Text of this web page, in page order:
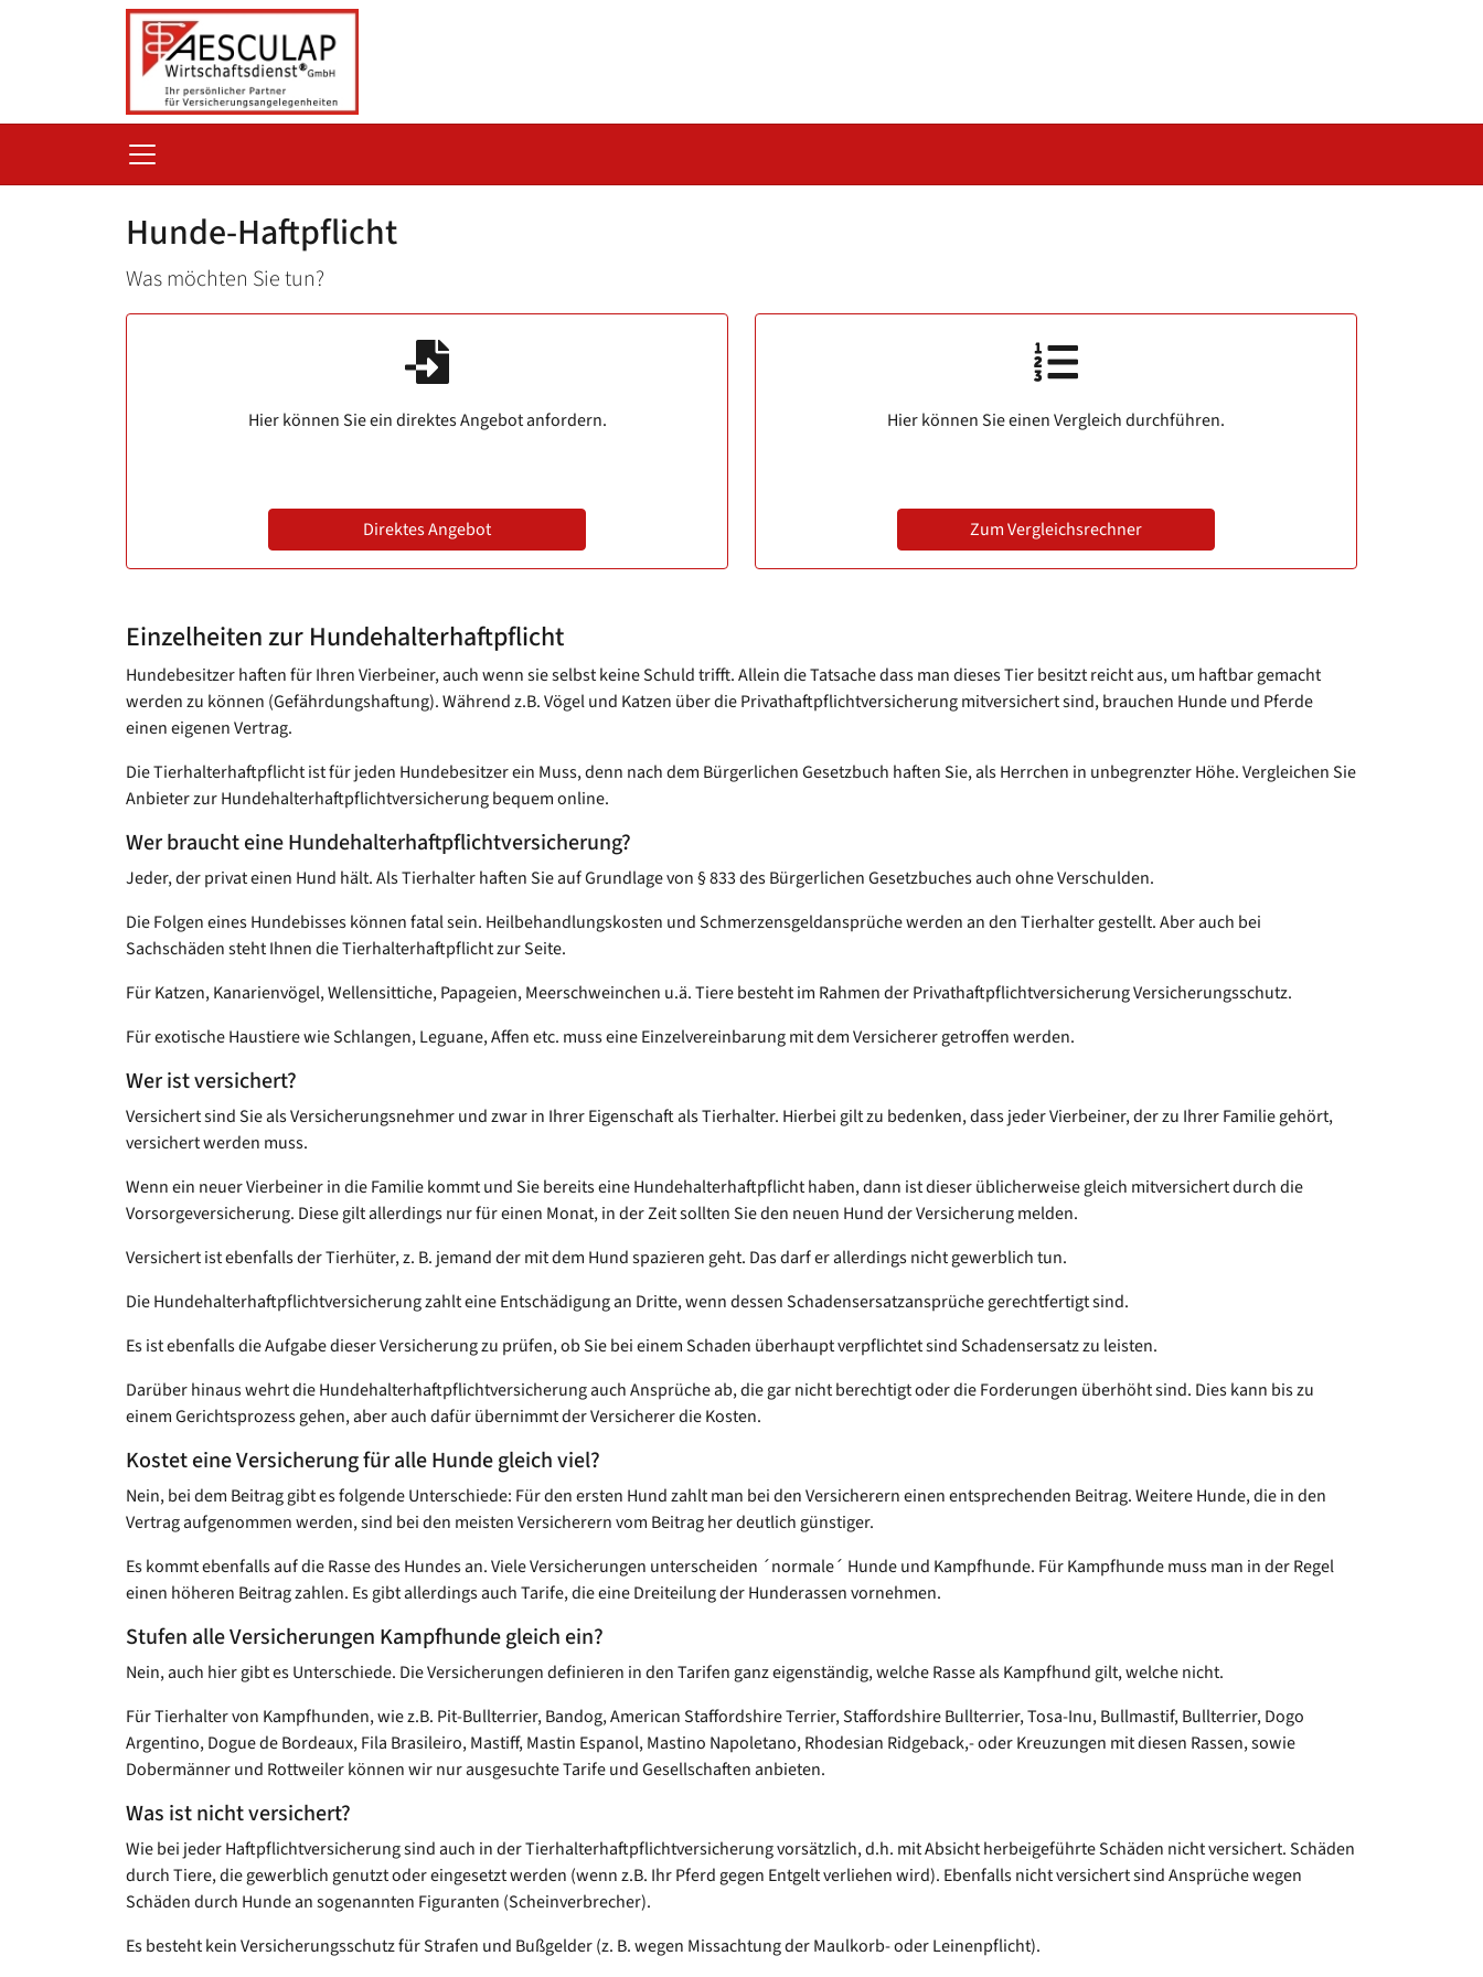
Hunde-Haftpflicht
Was möchten Sie tun?
Hier können Sie ein direktes Angebot anfordern.
Direktes Angebot
Hier können Sie einen Vergleich durchführen.
Zum Vergleichsrechner
Einzelheiten zur Hundehalterhaftpflicht
Hundebesitzer haften für Ihren Vierbeiner, auch wenn sie selbst keine Schuld trifft. Allein die Tatsache dass man dieses Tier besitzt reicht aus, um haftbar gemacht
werden zu können (Gefährdungshaftung). Während z.B. Vögel und Katzen über die Privathaftpflichtversicherung mitversichert sind, brauchen Hunde und Pferde
einen eigenen Vertrag.
Die Tierhalterhaftpflicht ist für jeden Hundebesitzer ein Muss, denn nach dem Bürgerlichen Gesetzbuch haften Sie, als Herrchen in unbegrenzter Höhe. Vergleichen Sie
Anbieter zur Hundehalterhaftpflichtversicherung bequem online.
Wer braucht eine Hundehalterhaftpflichtversicherung?
Jeder, der privat einen Hund hält. Als Tierhalter haften Sie auf Grundlage von § 833 des Bürgerlichen Gesetzbuches auch ohne Verschulden.
Die Folgen eines Hundebisses können fatal sein. Heilbehandlungskosten und Schmerzensgeldansprüche werden an den Tierhalter gestellt. Aber auch bei
Sachschäden steht Ihnen die Tierhalterhaftpflicht zur Seite.
Für Katzen, Kanarienvögel, Wellensittiche, Papageien, Meerschweinchen u.ä. Tiere besteht im Rahmen der Privathaftpflichtversicherung Versicherungsschutz.
Für exotische Haustiere wie Schlangen, Leguane, Affen etc. muss eine Einzelvereinbarung mit dem Versicherer getroffen werden.
Wer ist versichert?
Versichert sind Sie als Versicherungsnehmer und zwar in Ihrer Eigenschaft als Tierhalter. Hierbei gilt zu bedenken, dass jeder Vierbeiner, der zu Ihrer Familie gehört,
versichert werden muss.
Wenn ein neuer Vierbeiner in die Familie kommt und Sie bereits eine Hundehalterhaftpflicht haben, dann ist dieser üblicherweise gleich mitversichert durch die
Vorsorgeversicherung. Diese gilt allerdings nur für einen Monat, in der Zeit sollten Sie den neuen Hund der Versicherung melden.
Versichert ist ebenfalls der Tierhüter, z. B. jemand der mit dem Hund spazieren geht. Das darf er allerdings nicht gewerblich tun.
Die Hundehalterhaftpflichtversicherung zahlt eine Entschädigung an Dritte, wenn dessen Schadensersatzansprüche gerechtfertigt sind.
Es ist ebenfalls die Aufgabe dieser Versicherung zu prüfen, ob Sie bei einem Schaden überhaupt verpflichtet sind Schadensersatz zu leisten.
Darüber hinaus wehrt die Hundehalterhaftpflichtversicherung auch Ansprüche ab, die gar nicht berechtigt oder die Forderungen überhöht sind. Dies kann bis zu
einem Gerichtsprozess gehen, aber auch dafür übernimmt der Versicherer die Kosten.
Kostet eine Versicherung für alle Hunde gleich viel?
Nein, bei dem Beitrag gibt es folgende Unterschiede: Für den ersten Hund zahlt man bei den Versicherern einen entsprechenden Beitrag. Weitere Hunde, die in den
Vertrag aufgenommen werden, sind bei den meisten Versicherern vom Beitrag her deutlich günstiger.
Es kommt ebenfalls auf die Rasse des Hundes an. Viele Versicherungen unterscheiden ´normale´ Hunde und Kampfhunde. Für Kampfhunde muss man in der Regel
einen höheren Beitrag zahlen. Es gibt allerdings auch Tarife, die eine Dreiteilung der Hunderassen vornehmen.
Stufen alle Versicherungen Kampfhunde gleich ein?
Nein, auch hier gibt es Unterschiede. Die Versicherungen definieren in den Tarifen ganz eigenständig, welche Rasse als Kampfhund gilt, welche nicht.
Für Tierhalter von Kampfhunden, wie z.B. Pit-Bullterrier, Bandog, American Staffordshire Terrier, Staffordshire Bullterrier, Tosa-Inu, Bullmastif, Bullterrier, Dogo
Argentino, Dogue de Bordeaux, Fila Brasileiro, Mastiff, Mastin Espanol, Mastino Napoletano, Rhodesian Ridgeback,- oder Kreuzungen mit diesen Rassen, sowie
Dobermänner und Rottweiler können wir nur ausgesuchte Tarife und Gesellschaften anbieten.
Was ist nicht versichert?
Wie bei jeder Haftpflichtversicherung sind auch in der Tierhalterhaftpflichtversicherung vorsätzlich, d.h. mit Absicht herbeigeführte Schäden nicht versichert. Schäden
durch Tiere, die gewerblich genutzt oder eingesetzt werden (wenn z.B. Ihr Pferd gegen Entgelt verliehen wird). Ebenfalls nicht versichert sind Ansprüche wegen
Schäden durch Hunde an sogenannten Figuranten (Scheinverbrecher).
Es besteht kein Versicherungsschutz für Strafen und Bußgelder (z. B. wegen Missachtung der Maulkorb- oder Leinenpflicht).